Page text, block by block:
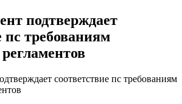
подтверждает
пс требованиям